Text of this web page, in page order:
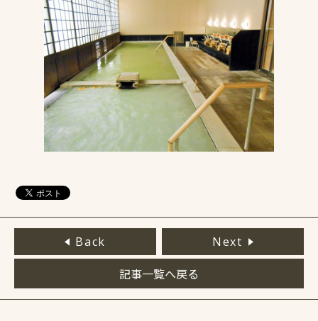
Back Next
記事一覧へ戻る